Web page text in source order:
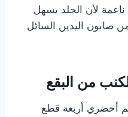
لأن الجلد يسهل
اليدين السائل
من البقع
أحضري أربعة قطع